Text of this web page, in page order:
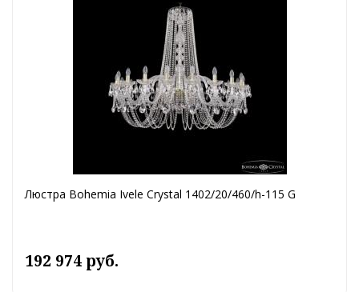
Люстра Bohemia Ivele Crystal 1402/20/460/h-115 G
192 974 руб.